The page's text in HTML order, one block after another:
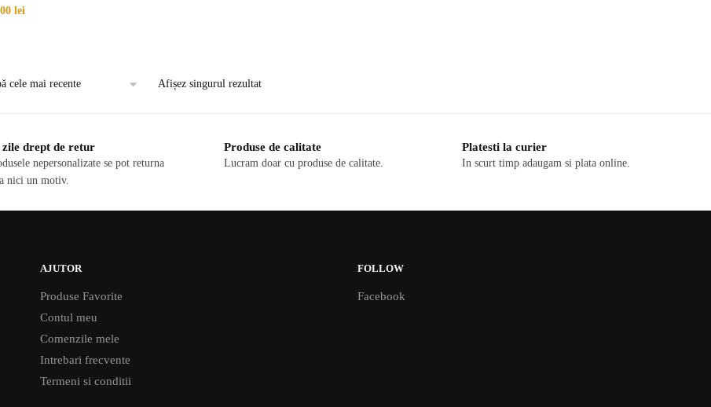
lei
Afișez singurul rezultat
zile drept de retur
nepersonalizate se pot returna
nici un motiv.
Produse de calitate
Lucram doar cu produse de calitate.
Platesti la curier
In scurt timp adaugam si plata online.
AJUTOR
Produse Favorite
Contul meu
Comenzile mele
Intrebari frecvente
Termeni si conditii
FOLLOW
Facebook